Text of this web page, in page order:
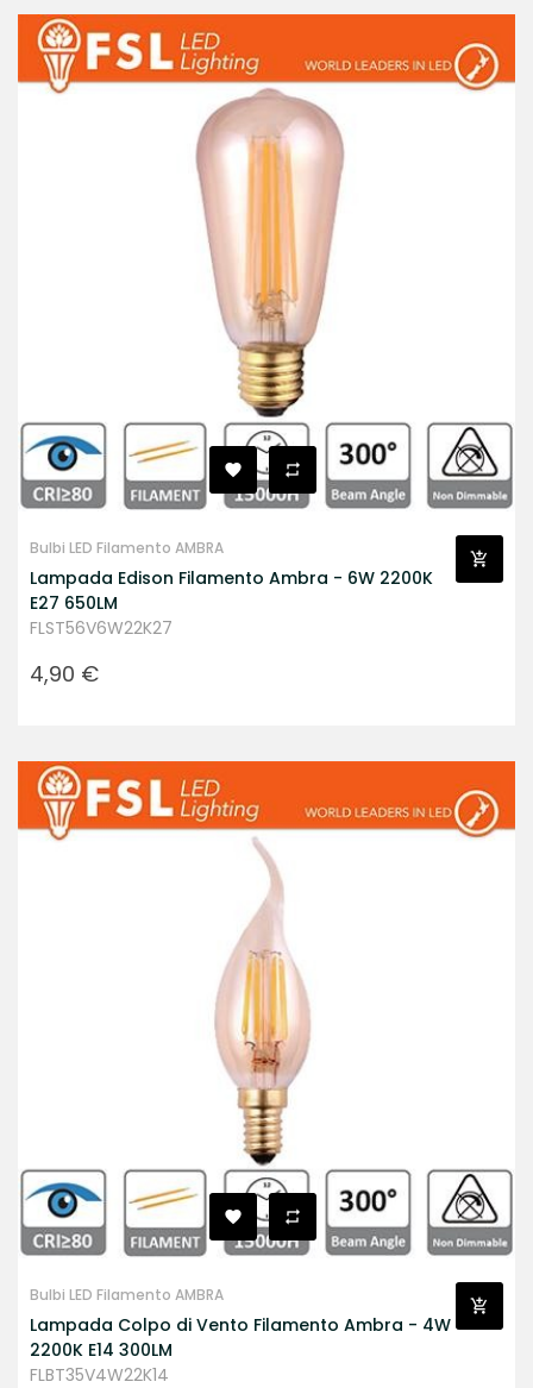
Bulbi LED Filamento AMBRA
Lampada Edison Filamento Ambra - 6W 2200K
E27 650LM
FLST56V6W22K27
Prezzo
4,90 €
Bulbi LED Filamento AMBRA
Lampada Colpo di Vento Filamento Ambra - 4W
2200K E14 300LM
FLBT35V4W22K14